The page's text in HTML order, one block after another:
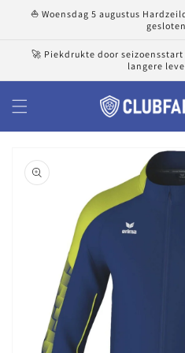
naar de
⛵ Woensdag 5 augustus
gesloten
🚀 Piekdrukte door
langere